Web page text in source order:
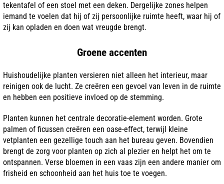
tekentafel of een stoel met een deken. Dergelijke zones helpen
iemand te voelen dat hij of zij persoonlijke ruimte heeft, waar hij of
zij kan opladen en doen wat vreugde brengt.
Groene accenten
Huishoudelijke planten versieren niet alleen het interieur, maar
reinigen ook de lucht. Ze creëren een gevoel van leven in de ruimte
en hebben een positieve invloed op de stemming.
Planten kunnen het centrale decoratie-element worden. Grote
palmen of ficussen creëren een oase-effect, terwijl kleine
vetplanten een gezellige touch aan het bureau geven. Bovendien
brengt de zorg voor planten op zich al plezier en helpt het om te
ontspannen. Verse bloemen in een vaas zijn een andere manier om
frisheid en schoonheid aan het huis toe te voegen.